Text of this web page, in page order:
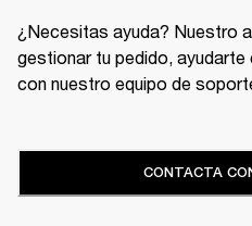
¿Necesitas ayuda? Nuestro
gestionar tu pedido,
con nuestro equipo de
CONTACTA